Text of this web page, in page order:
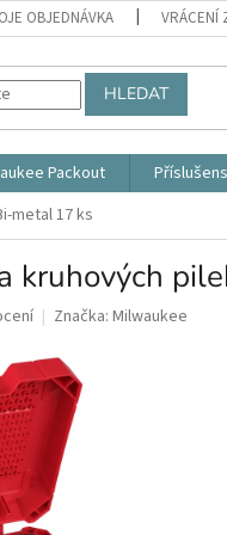
OBJEDNÁVKA VRÁCENÍ
HLEDAT
Packout
metal 17 ks
kruhových
Značka: Milwaukee